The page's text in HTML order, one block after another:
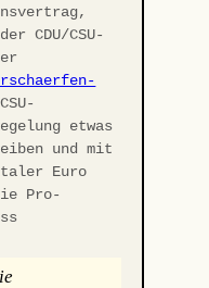
CDU/CSU-
etwas
und mit
Euro
Pro-